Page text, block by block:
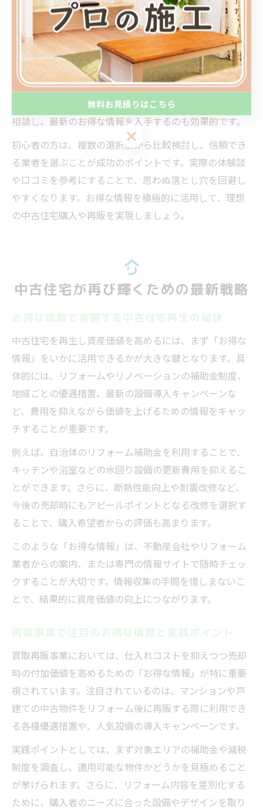
リフォーム済み物件の比較は資産価値を見極めるうえで
欠かせません。
具体的なコツとしては、定期的な物件情報サイトのチェ
ックや、業界ランキングの活用、リフォーム済みマンシ
ョンや戸建ての販売事例を参考にする方法があります。
また、地域密着型の不動産会社やリフォーム業者に直接
相談し、最新のお得な情報を入手するのも効果的です。
初心者の方は、複数の選択肢から比較検討し、信頼でき
る業者を選ぶことが成功のポイントです。実際の体験談
や口コミを参考にすることで、思わぬ落とし穴を回避し
やすくなります。お得な情報を積極的に活用して、理想
の中古住宅購入や再販を実現しましょう。
中古住宅が再び輝くための最新戦略
お得な情報で実現する中古住宅再生の秘訣
中古住宅を再生し資産価値を高めるには、まず「お得な
情報」をいかに活用できるかが大きな鍵となります。具
体的には、リフォームやリノベーションの補助金制度、
地域ごとの優遇措置、最新の設備導入キャンペーンな
ど、費用を抑えながら価値を上げるための情報をキャッ
チすることが重要です。
例えば、自治体のリフォーム補助金を利用することで、
キッチンや浴室などの水回り設備の更新費用を抑えるこ
とができます。さらに、断熱性能向上や耐震改修など、
今後の売却時にもアピールポイントとなる改修を選択す
ることで、購入希望者からの評価も高まります。
このような「お得な情報」は、不動産会社やリフォーム
業者からの案内、または専門の情報サイトで随時チェッ
クすることが大切です。情報収集の手間を惜しまないこ
とで、結果的に資産価値の向上につながります。
再販事業で注目のお得な情報と実践ポイント
買取再販事業においては、仕入れコストを抑えつつ売却
時の付加価値を高めるための「お得な情報」が特に重要
視されています。注目されているのは、マンションや戸
建ての中古物件をリフォーム後に再販する際に利用でき
る各種優遇措置や、人気設備の導入キャンペーンです。
実践ポイントとしては、まず対象エリアの補助金や減税
制度を調査し、適用可能な物件かどうかを見極めること
が挙げられます。さらに、リフォーム内容を差別化する
ために、購入者のニーズに合った設備やデザインを取り
無料お見積りはこちら
無料お見積りはこちら